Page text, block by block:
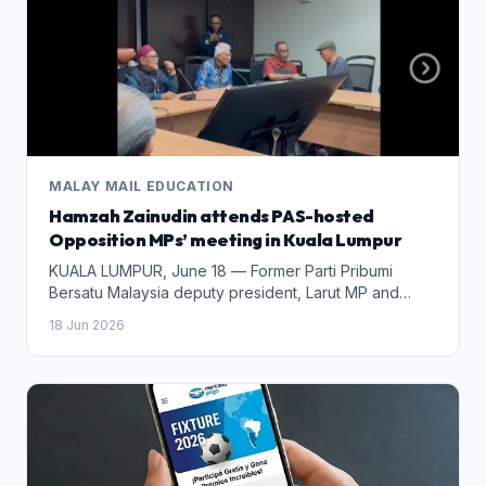
MALAY MAIL EDUCATION
Hamzah Zainudin attends PAS-hosted
Opposition MPs’ meeting in Kuala Lumpur
KUALA LUMPUR, June 18 — Former Parti Pribumi
Bersatu Malaysia deputy president, Larut MP and
Zainudin arrived at PAS headquarters here on
Wednesday for a meeting involving Opposition
Ronald Kiandee, Indera Mahkota MP Datuk Seri
Saifuddin Abdullah and Masjid Tanah MP Datuk Mas
Ermieyati Samsudin, reported Sinar Harian . Several
MPs approached by reporters declined to comment
18 Jun 2026